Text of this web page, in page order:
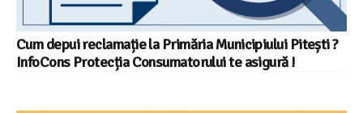
Cum depui reclamație la Primăria Municipiului Pitești ?
InfoCons Protecția Consumatorului te asigură !